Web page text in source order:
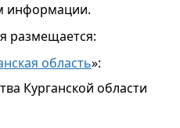
информации.
размещается:
область»:
Курганской области